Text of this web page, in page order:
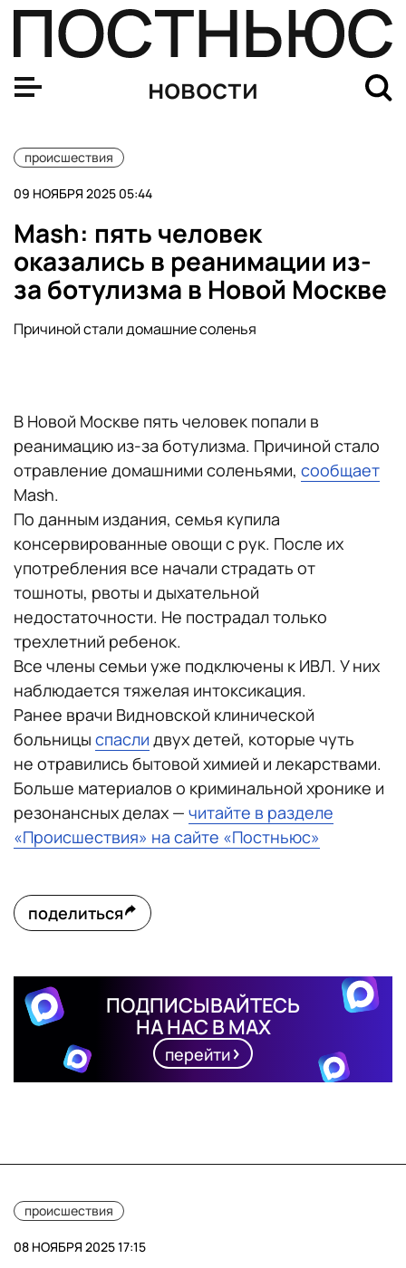
новости
происшествия
09 НОЯБРЯ 2025 05:44
Mash: пять человек
оказались в реанимации из-
за ботулизма в Новой Москве
Причиной стали домашние соленья
В Новой Москве пять человек попали в
реанимацию из-за ботулизма. Причиной стало
отравление домашними соленьями, сообщает
Mash.
По данным издания, семья купила
консервированные овощи с рук. После их
употребления все начали страдать от
тошноты, рвоты и дыхательной
недостаточности. Не пострадал только
трехлетний ребенок.
Все члены семьи уже подключены к ИВЛ. У них
наблюдается тяжелая интоксикация.
Ранее врачи Видновской клинической
больницы спасли двух детей, которые чуть
не отравились бытовой химией и лекарствами.
Больше материалов о криминальной хронике и
резонансных делах — читайте в разделе
«Происшествия» на сайте «Постньюс»
поделиться
ПОДПИСЫВАЙТЕСЬ
НА НАС В MAX
перейти
происшествия
08 НОЯБРЯ 2025 17:15
В Подмосковье ищут собаку, якобы украденную для